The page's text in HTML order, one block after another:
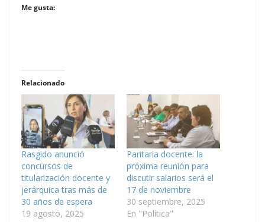
Me gusta:
Relacionado
Rasgido anunció
concursos de
titularización docente y
jerárquica tras más de
30 años de espera
19 agosto, 2025
Paritaria docente: la
próxima reunión para
discutir salarios será el
17 de noviembre
30 septiembre, 2025
En "Política"